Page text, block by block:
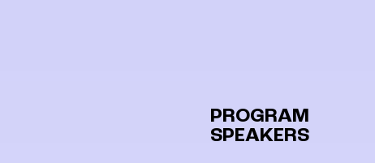
PROGRAM
SPEAKERS